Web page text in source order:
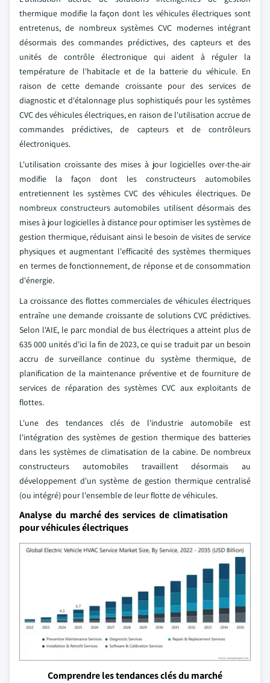
thermique modifie la façon dont les véhicules électriques sont
entretenus, de nombreux systèmes CVC modernes intégrant
désormais des commandes prédictives, des capteurs et des
unités de contrôle électronique qui aident à réguler la
température de l'habitacle et de la batterie du véhicule. En
raison de cette demande croissante pour des services de
diagnostic et d'étalonnage plus sophistiqués pour les systèmes
CVC des véhicules électriques, en raison de l'utilisation accrue de
commandes prédictives, de capteurs et de contrôleurs
électroniques.
L'utilisation croissante des mises à jour logicielles over-the-air
modifie la façon dont les constructeurs automobiles
entretiennent les systèmes CVC des véhicules électriques. De
nombreux constructeurs automobiles utilisent désormais des
mises à jour logicielles à distance pour optimiser les systèmes de
gestion thermique, réduisant ainsi le besoin de visites de service
physiques et augmentant l'efficacité des systèmes thermiques
en termes de fonctionnement, de réponse et de consommation
d'énergie.
La croissance des flottes commerciales de véhicules électriques
entraîne une demande croissante de solutions CVC prédictives.
Selon l'AIE, le parc mondial de bus électriques a atteint plus de
635 000 unités d'ici la fin de 2023, ce qui se traduit par un besoin
accru de surveillance continue du système thermique, de
planification de la maintenance préventive et de fourniture de
services de réparation des systèmes CVC aux exploitants de
flottes.
L'une des tendances clés de l'industrie automobile est
l'intégration des systèmes de gestion thermique des batteries
dans les systèmes de climatisation de la cabine. De nombreux
constructeurs automobiles travaillent désormais au
développement d'un système de gestion thermique centralisé
(ou intégré) pour l'ensemble de leur flotte de véhicules.
Analyse du marché des services de climatisation
pour véhicules électriques
Comprendre les tendances clés du marché